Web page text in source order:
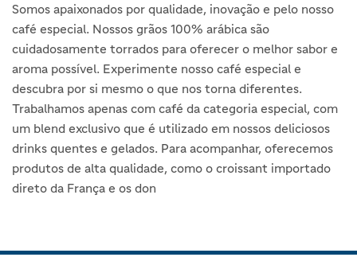
Somos apaixonados por qualidade, inovação e pelo nosso
café especial. Nossos grãos 100% arábica são
cuidadosamente torrados para oferecer o melhor sabor e
aroma possível. Experimente nosso café especial e
descubra por si mesmo o que nos torna diferentes.
Trabalhamos apenas com café da categoria especial, com
um blend exclusivo que é utilizado em nossos deliciosos
drinks quentes e gelados. Para acompanhar, oferecemos
produtos de alta qualidade, como o croissant importado
direto da França e os don